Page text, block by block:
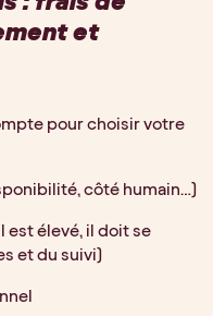
et
pour choisir votre
côté humain…)
est élevé, il doit se
et du suivi)